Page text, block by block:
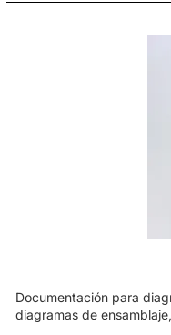
Documentación para
diagramas de